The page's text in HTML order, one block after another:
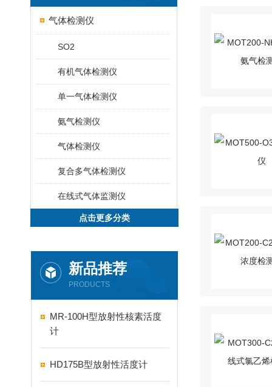
气体检测仪
SO2
有机气体检测仪
单一气体检测仪
氨气检测仪
气体检测仪
复合多气体检测仪
在线式气体监测仪
点击更多分类
新品推荐
PRODUCTS
MR-100H型放射性核素活度
计
HD175B型放射性活度计